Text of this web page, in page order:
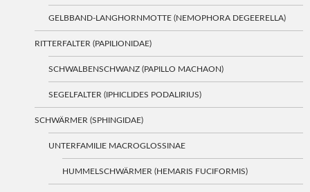
GELBBAND-LANGHORNMOTTE (NEMOPHORA DEGEERELLA)
RITTERFALTER (PAPILIONIDAE)
SCHWALBENSCHWANZ (PAPILLO MACHAON)
SEGELFALTER (IPHICLIDES PODALIRIUS)
SCHWÄRMER (SPHINGIDAE)
UNTERFAMILIE MACROGLOSSINAE
HUMMELSCHWÄRMER (HEMARIS FUCIFORMIS)